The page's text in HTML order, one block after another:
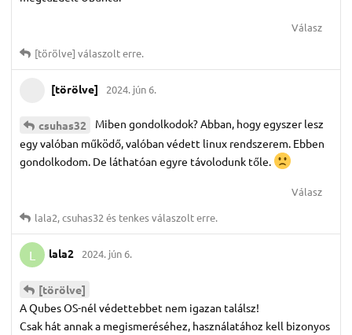
Válasz
[törölve] válaszolt erre.
[törölve] 2024. jún 6.
csuhas32
Miben gondolkodok? Abban, hogy egyszer lesz
egy valóban működő, valóban védett linux rendszerem. Ebben
gondolkodom. De láthatóan egyre távolodunk tőle.
Válasz
lala2,csuhas32 és tenkesválaszolt erre.
L lala2 2024. jún 6.
[törölve]
A Qubes OS-nél védettebbet nem igazan találsz!
Csak hát annak a megismeréséhez, használatához kell bizonyos